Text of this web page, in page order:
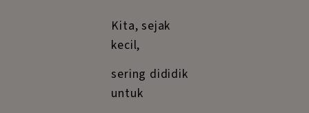
Kita, sejak
kecil,
sering dididik
untuk